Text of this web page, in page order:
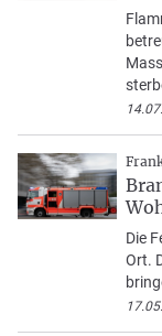
Die
Ort.